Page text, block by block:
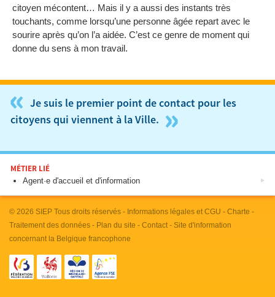
citoyen mécontent… Mais il y a aussi des instants très
touchants, comme lorsqu’une personne âgée repart avec le
sourire après qu’on l’a aidée. C’est ce genre de moment qui
donne du sens à mon travail.
« Je suis le premier point de contact pour les
citoyens qui viennent à la Ville. »
MÉTIER LIÉ
Agent·e d'accueil et d'information
© 2026 SIEP Tous droits réservés - Informations légales et CGU - Charte -
Traitement des données - Plan du site - Contact- Site d'information
concernant la Belgique francophone